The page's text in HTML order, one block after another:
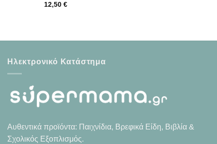
12,50 €
Ηλεκτρονικό Κατάστημα
Αυθεντικά προϊόντα: Παιχνίδια, Βρεφικά Είδη, Βιβλία &
Σχολικός Εξοπλισμός.